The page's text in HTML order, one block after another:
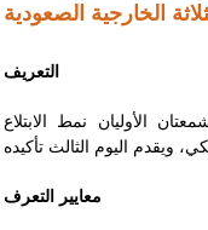
الخارجية الصعودية
التعريف
الأوليان نمط الابتلاع
معايير التعرف